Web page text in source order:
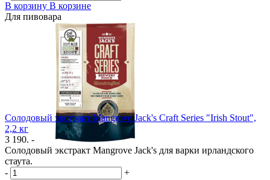
В корзину В корзине
Для пивовара
Солодовый экстракт Mangrove Jack's Craft Series "Irish Stout",
2,2 кг
3 190. -
Солодовый экстракт Mangrove Jack's для варки ирландского
стаута.
-
+